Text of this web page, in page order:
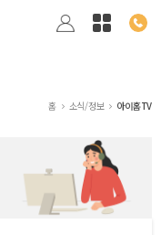
홈 소식/정보 아이홈TV